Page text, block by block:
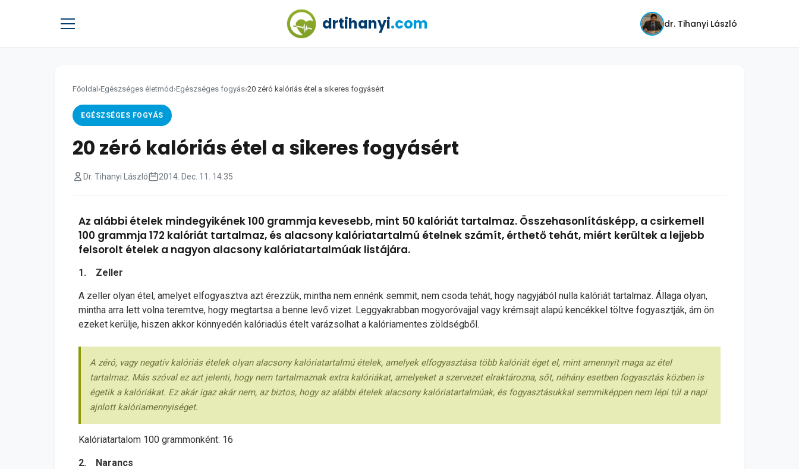
drtihanyi.com dr. Tihanyi László
Főoldal ›Egészséges életmód ›Egészséges fogyás›20 zéró kalóriás étel a sikeres fogyásért
EGÉSZSÉGES FOGYÁS
20 zéró kalóriás étel a sikeres fogyásért
Dr. Tihanyi László 2014. Dec. 11. 14:35
Az alábbi ételek mindegyikének 100 grammja kevesebb, mint 50 kalóriát tartalmaz. Összehasonlításképp, a csirkemell
100 grammja 172 kalóriát tartalmaz, és alacsony kalóriatartalmú ételnek számít, érthető tehát, miért kerültek a lejjebb
felsorolt ételek a nagyon alacsony kalóriatartalmúak listájára.
1. Zeller
A zeller olyan étel, amelyet elfogyasztva azt érezzük, mintha nem ennénk semmit, nem csoda tehát, hogy nagyjából nulla kalóriát tartalmaz. Állaga olyan,
mintha arra lett volna teremtve, hogy megtartsa a benne levő vizet. Leggyakrabban mogyoróvajjal vagy krémsajt alapú kencékkel töltve fogyasztják, ám ön
ezeket kerülje, hiszen akkor könnyedén kalóriadús ételt varázsolhat a kalóriamentes zöldségből.
A zéró, vagy negatív kalóriás ételek olyan alacsony kalóriatartalmú ételek, amelyek elfogyasztása több kalóriát éget el, mint amennyit maga az étel
tartalmaz. Más szóval ez azt jelenti, hogy nem tartalmaznak extra kalóriákat, amelyeket a szervezet elraktározna, sőt, néhány esetben fogyasztás közben is
égetik a kalóriákat. Ez akár igaz akár nem, az biztos, hogy az alábbi ételek alacsony kalóriatartalmúak, és fogyasztásukkal semmiképpen nem lépi túl a napi
ajnlott kalóriamennyiséget.
Kalóriatartalom 100 grammonként: 16
2. Narancs